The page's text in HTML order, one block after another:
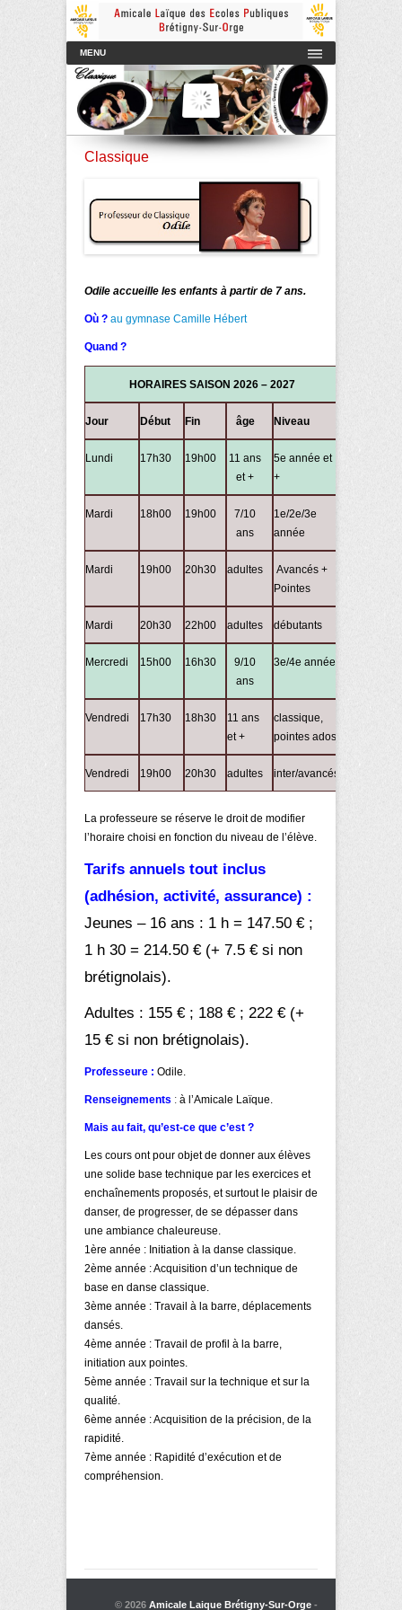
AmicaleLaiqueBretigny
Amicale Laïque des Ecoles Publiques de Brétigny-sur-Orge
Menu principal
Aller au contenu
MENU
Classique
Odile accueille les enfants à partir de 7 ans.
Où ? au gymnase Camille Hébert
Quand ?
HORAIRES SAISON 2026 – 2027
Jour Début Fin âge Niveau
Lundi 17h30 19h00
11 ans
et +
5e année et
+
Mardi 18h00 19h00
7/10
ans
1e/2e/3e
année
Mardi 19h00 20h30 adultes
Avancés +
Pointes
Mardi 20h30 22h00 adultes débutants
Mercredi 15h00 16h30
9/10
ans
3e/4e année
Vendredi 17h30 18h30
11 ans
et +
classique,
pointes ados
Vendredi 19h00 20h30 adultes inter/avancés
La professeure se réserve le droit de modifier
l’horaire choisi en fonction du niveau de l’élève.
Tarifs annuels tout inclus
(adhésion, activité, assurance) :
Jeunes – 16 ans : 1 h = 147.50 € ;
1 h 30 = 214.50 € (+ 7.5 € si non
brétignolais).
Adultes : 155 € ; 188 € ; 222 € (+
15 € si non brétignolais).
Professeure : Odile.
Renseignements : à l’Amicale Laïque.
Mais au fait, qu’est-ce que c’est ?
Les cours ont pour objet de donner aux élèves
une solide base technique par les exercices et
enchaînements proposés, et surtout le plaisir de
danser, de progresser, de se dépasser dans
une ambiance chaleureuse.
1ère année : Initiation à la danse classique.
2ème année : Acquisition d’un technique de
base en danse classique.
3ème année : Travail à la barre, déplacements
dansés.
4ème année : Travail de profil à la barre,
initiation aux pointes.
5ème année : Travail sur la technique et sur la
qualité.
6ème année : Acquisition de la précision, de la
rapidité.
7ème année : Rapidité d’exécution et de
compréhension.
© 2026 Amicale Laique Brétigny-Sur-Orge -